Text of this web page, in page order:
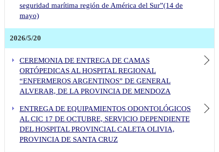
seguridad marítima región de América del Sur”(14 de
mayo)
2026/5/20
CEREMONIA DE ENTREGA DE CAMAS
ORTÓPEDICAS AL HOSPITAL REGIONAL
“ENFERMEROS ARGENTINOS” DE GENERAL
ALVERAR, DE LA PROVINCIA DE MENDOZA
ENTREGA DE EQUIPAMIENTOS ODONTOLÓGICOS
AL CIC 17 DE OCTUBRE, SERVICIO DEPENDIENTE
DEL HOSPITAL PROVINCIAL CALETA OLIVIA,
PROVINCIA DE SANTA CRUZ